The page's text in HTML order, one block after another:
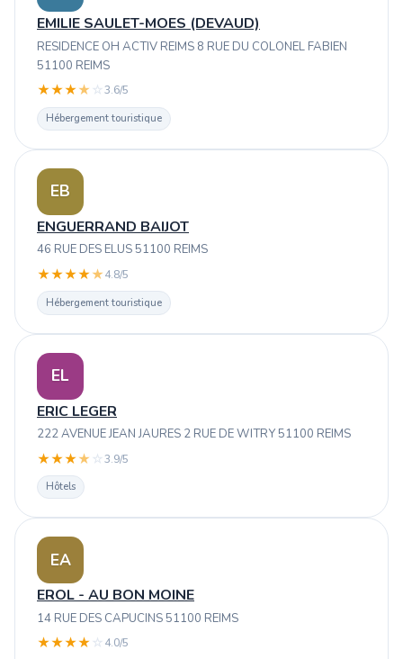
EMILIE SAULET-MOES (DEVAUD)
RESIDENCE OH ACTIV REIMS 8 RUE DU COLONEL FABIEN
51100 REIMS
★★★★ ☆3.6/5
Hébergement touristique
EB
ENGUERRAND BAIJOT
46 RUE DES ELUS 51100 REIMS
★★★★★4.8/5
Hébergement touristique
EL
ERIC LEGER
222 AVENUE JEAN JAURES 2 RUE DE WITRY 51100 REIMS
★★★★ ☆3.9/5
Hôtels
EA
EROL - AU BON MOINE
14 RUE DES CAPUCINS 51100 REIMS
★★★★ ☆ 4.0/5